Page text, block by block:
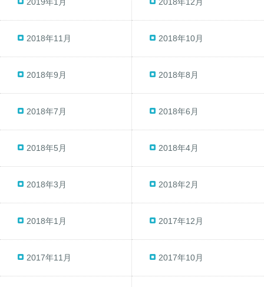
2019年1月 2018年12月
2018年11月 2018年10月
2018年9月 2018年8月
2018年7月 2018年6月
2018年5月 2018年4月
2018年3月 2018年2月
2018年1月 2017年12月
2017年11月 2017年10月